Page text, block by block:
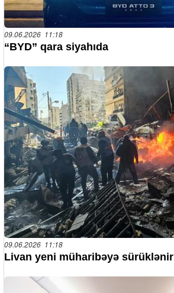
09.06.2026 11:18
“BYD” qara siyahıda
09.06.2026 11:18
Livan yeni müharibəyə sürüklənir